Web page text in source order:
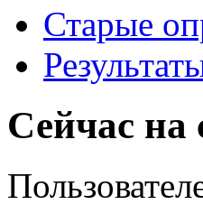
Старые
Сейчас на